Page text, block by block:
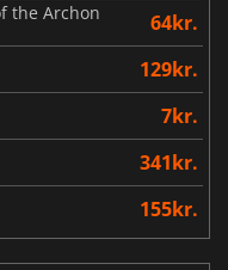
the Archon 64kr.
129kr.
7kr.
341kr.
155kr.